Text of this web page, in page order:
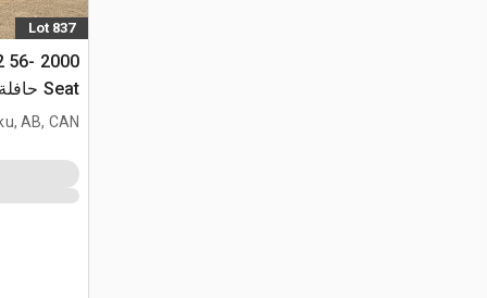
Lot 837
56-
Seat حافلة سياحية
AB, CAN